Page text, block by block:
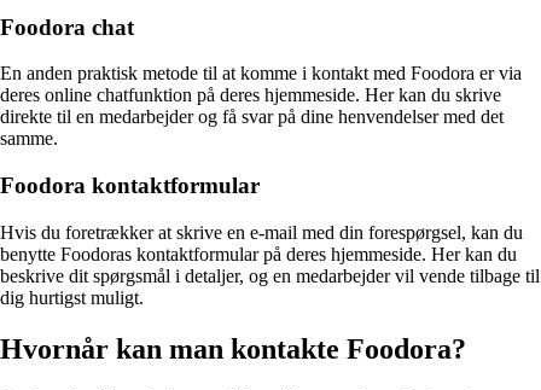
Foodora chat
En anden praktisk metode til at komme i kontakt med Foodora er via
deres online chatfunktion på deres hjemmeside. Her kan du skrive
direkte til en medarbejder og få svar på dine henvendelser med det
samme.
Foodora kontaktformular
Hvis du foretrækker at skrive en e-mail med din forespørgsel, kan du
benytte Foodoras kontaktformular på deres hjemmeside. Her kan du
beskrive dit spørgsmål i detaljer, og en medarbejder vil vende tilbage til
dig hurtigst muligt.
Hvornår kan man kontakte Foodora?